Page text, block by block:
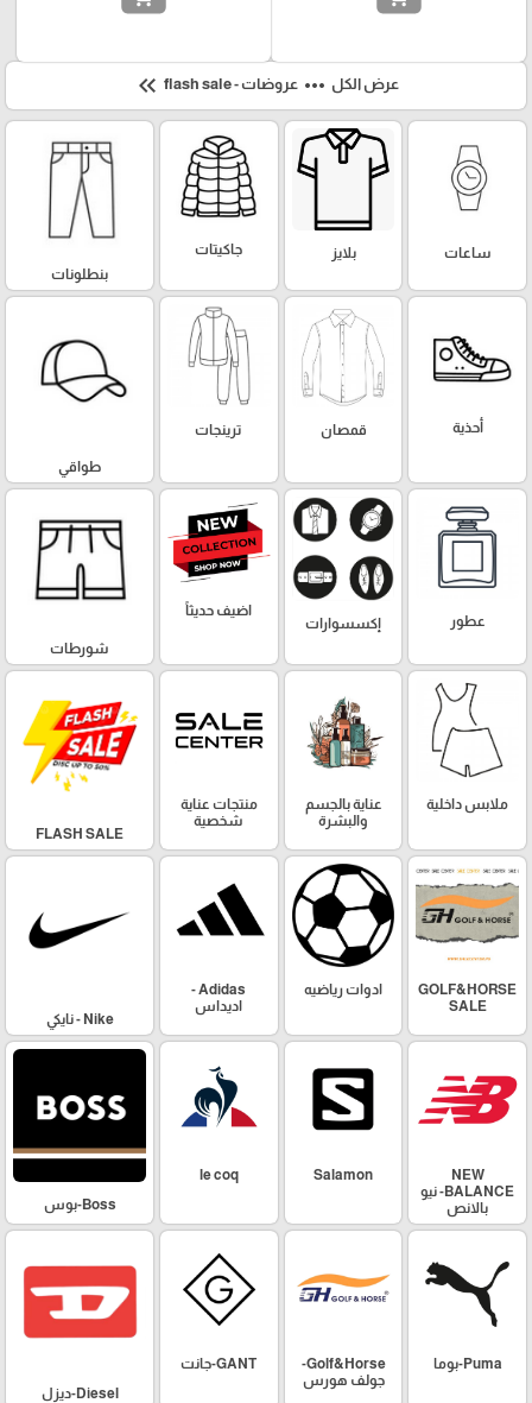
عرض الكل more_horiz عروضات - flash sale keyboard_double_arrow_left
ساعات بلايز
جاكيتات
بنطلونات
أحذية قمصان ترينجات
طواقي
عطور إكسسوارات
اضيف حديثاً
شورطات
ملابس داخلية
عناية بالجسم
والبشرة
منتجات عناية
شخصية
FLASH SALE
GOLF&HORSE
SALE
ادوات رياضيه
Adidas -
اديداس
Nike - نايكي
NEW
BALANCE- نيو
بالانص
Salamon
le coq
Boss-بوس
Puma-بوما
Golf&Horse-
جولف هورس
GANT-جانت
Diesel-ديزل